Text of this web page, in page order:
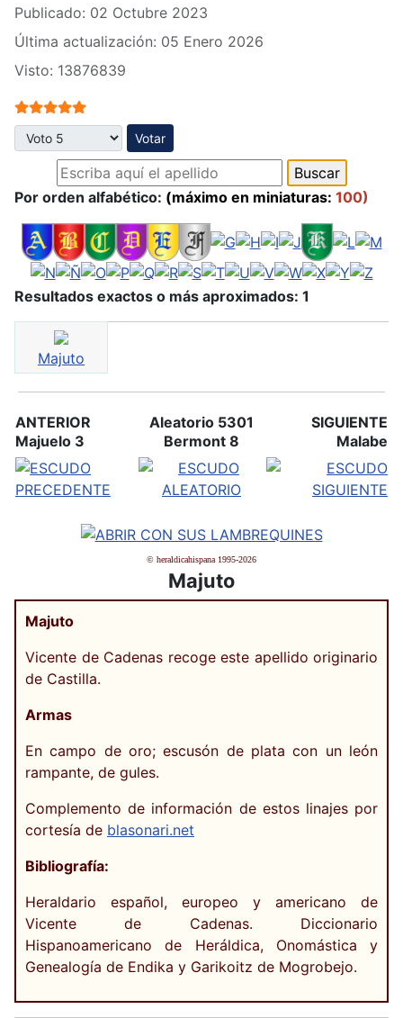
Publicado: 02 Octubre 2023
Última actualización: 05 Enero 2026
Visto: 13876839
Ratio:5/5
Por favor, vote
Por orden alfabético: (máximo en miniaturas: 100)
Resultados exactos o más aproximados: 1
Majuto
ANTERIOR
Majuelo 3
Aleatorio 5301
Bermont 8
SIGUIENTE
Malabe
© heraldicahispana 1995-2026
Majuto
Majuto
Vicente de Cadenas recoge este apellido originario
de Castilla.
Armas
En campo de oro; escusón de plata con un león
rampante, de gules.
Complemento de información de estos linajes por
cortesía de blasonari.net
Bibliografía:
Heraldario español, europeo y americano de
Vicente de Cadenas. Diccionario
Hispanoamericano de Heráldica, Onomástica y
Genealogía de Endika y Garikoitz de Mogrobejo.